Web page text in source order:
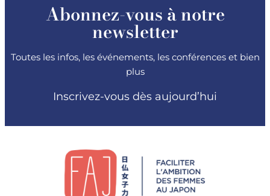
Abonnez-vous à notre
newsletter
Toutes les infos, les événements, les conférences et bien
plus
Inscrivez-vous dès aujourd’hui